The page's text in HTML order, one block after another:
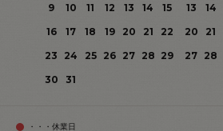
9
10 11 12 13 14
15
16
17 18 19 20 21
22
23
24 25 26 27 28 29
30
31
13
14
20
21
27 28
・・・休業日